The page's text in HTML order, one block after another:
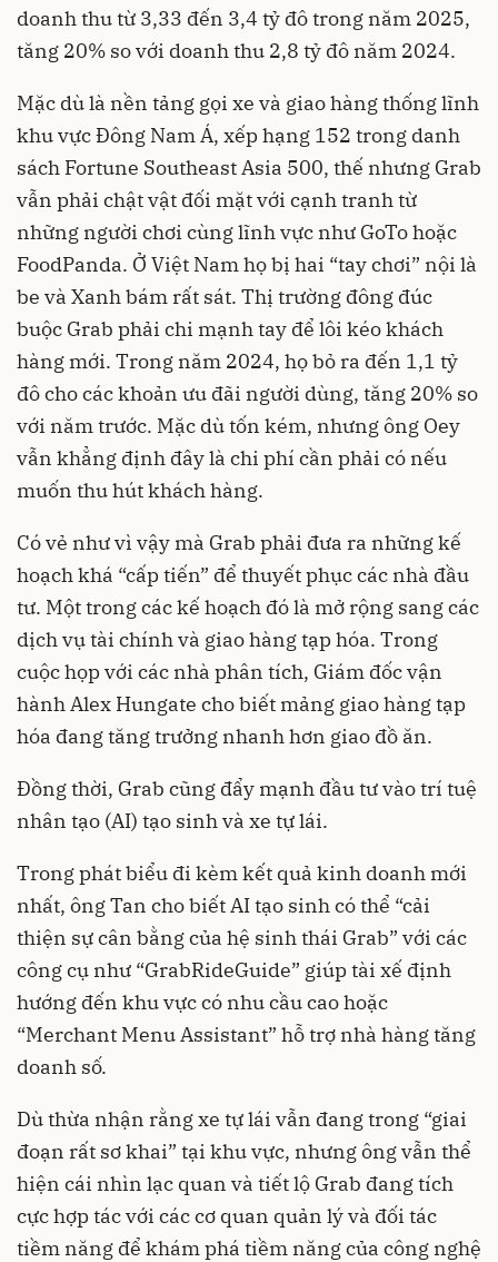
doanh thu từ 3,33 đến 3,4 tỷ đô trong năm 2025,
tăng 20% so với doanh thu 2,8 tỷ đô năm 2024.
Mặc dù là nền tảng gọi xe và giao hàng thống lĩnh
khu vực Đông Nam Á, xếp hạng 152 trong danh
sách Fortune Southeast Asia 500, thế nhưng Grab
vẫn phải chật vật đối mặt với cạnh tranh từ
những người chơi cùng lĩnh vực như GoTo hoặc
FoodPanda. Ở Việt Nam họ bị hai “tay chơi” nội là
be và Xanh bám rất sát. Thị trường đông đúc
buộc Grab phải chi mạnh tay để lôi kéo khách
hàng mới. Trong năm 2024, họ bỏ ra đến 1,1 tỷ
đô cho các khoản ưu đãi người dùng, tăng 20% so
với năm trước. Mặc dù tốn kém, nhưng ông Oey
vẫn khẳng định đây là chi phí cần phải có nếu
muốn thu hút khách hàng.
Có vẻ như vì vậy mà Grab phải đưa ra những kế
hoạch khá “cấp tiến” để thuyết phục các nhà đầu
tư. Một trong các kế hoạch đó là mở rộng sang các
dịch vụ tài chính và giao hàng tạp hóa. Trong
cuộc họp với các nhà phân tích, Giám đốc vận
hành Alex Hungate cho biết mảng giao hàng tạp
hóa đang tăng trưởng nhanh hơn giao đồ ăn.
Đồng thời, Grab cũng đẩy mạnh đầu tư vào trí tuệ
nhân tạo (AI) tạo sinh và xe tự lái.
Trong phát biểu đi kèm kết quả kinh doanh mới
nhất, ông Tan cho biết AI tạo sinh có thể “cải
thiện sự cân bằng của hệ sinh thái Grab” với các
công cụ như “GrabRideGuide” giúp tài xế định
hướng đến khu vực có nhu cầu cao hoặc
“Merchant Menu Assistant” hỗ trợ nhà hàng tăng
doanh số.
Dù thừa nhận rằng xe tự lái vẫn đang trong “giai
đoạn rất sơ khai” tại khu vực, nhưng ông vẫn thể
hiện cái nhìn lạc quan và tiết lộ Grab đang tích
cực hợp tác với các cơ quan quản lý và đối tác
tiềm năng để khám phá tiềm năng của công nghệ